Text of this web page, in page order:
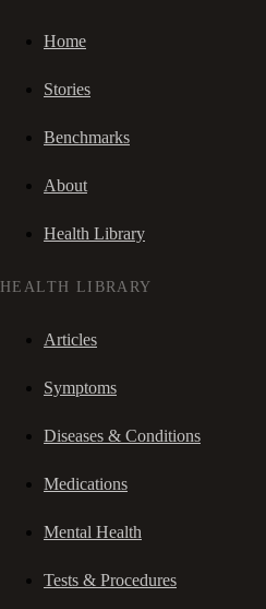
Home
Stories
Benchmarks
About
Health Library
HEALTH LIBRARY
Articles
Symptoms
Diseases & Conditions
Medications
Mental Health
Tests & Procedures